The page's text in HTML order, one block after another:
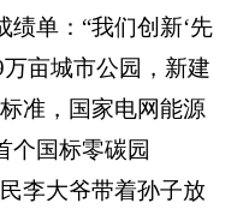
单：“我们创新‘先
亩城市公园，新建
准，国家电网能源
个国标零碳园
李大爷带着孙子放